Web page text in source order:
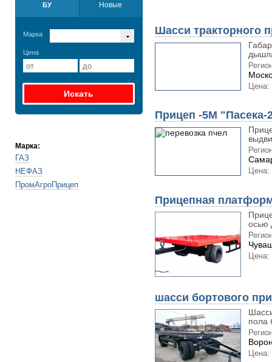
БУ Новые
Марка
Цена
Марка:
ГАЗ
НЕФАЗ
ПромАгроПрицеп
Шасси тракторного
Цена:
Прицеп -5М "Пасека-
Цена:
Прицепная
осью
Цена:
шасси бортового
пола
Цена: